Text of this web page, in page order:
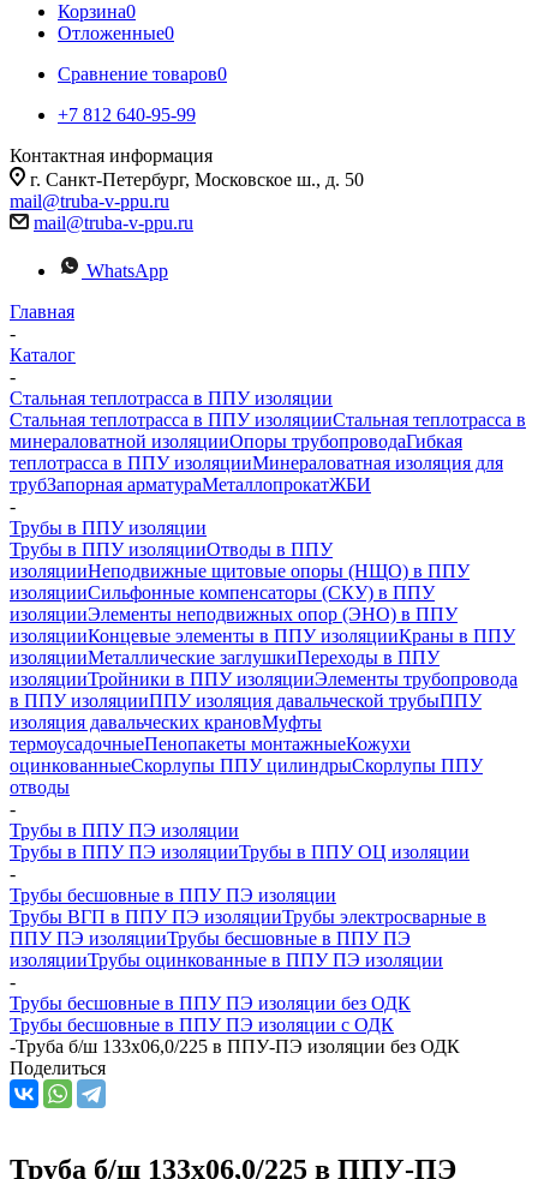
Корзина0
Отложенные0
Сравнение товаров0
+7 812 640-95-99
Контактная информация
г. Санкт-Петербург, Московское ш., д. 50
mail@truba-v-ppu.ru
mail@truba-v-ppu.ru
WhatsApp
Главная
-
Каталог
-
Стальная теплотрасса в ППУ изоляции
Стальная теплотрасса в ППУ изоляцииСтальная теплотрасса в
минераловатной изоляцииОпоры трубопроводаГибкая
теплотрасса в ППУ изоляцииМинераловатная изоляция для
трубЗапорная арматураМеталлопрокатЖБИ
-
Трубы в ППУ изоляции
Трубы в ППУ изоляцииОтводы в ППУ
изоляцииНеподвижные щитовые опоры (НЩО) в ППУ
изоляцииCильфонные компенсаторы (СКУ) в ППУ
изоляцииЭлементы неподвижных опор (ЭНО) в ППУ
изоляцииКонцевые элементы в ППУ изоляцииКраны в ППУ
изоляцииМеталлические заглушкиПереходы в ППУ
изоляцииТройники в ППУ изоляцииЭлементы трубопровода
в ППУ изоляцииППУ изоляция давальческой трубыППУ
изоляция давальческих крановМуфты
термоусадочныеПенопакеты монтажныеКожухи
оцинкованныеСкорлупы ППУ цилиндрыСкорлупы ППУ
отводы
-
Трубы в ППУ ПЭ изоляции
Трубы в ППУ ПЭ изоляцииТрубы в ППУ ОЦ изоляции
-
Трубы бесшовные в ППУ ПЭ изоляции
Трубы ВГП в ППУ ПЭ изоляцииТрубы электросварные в
ППУ ПЭ изоляцииТрубы бесшовные в ППУ ПЭ
изоляцииТрубы оцинкованные в ППУ ПЭ изоляции
-
Трубы бесшовные в ППУ ПЭ изоляции без ОДК
Трубы бесшовные в ППУ ПЭ изоляции с ОДК
-Труба б/ш 133х06,0/225 в ППУ-ПЭ изоляции без ОДК
Поделиться
Труба б/ш 133х06,0/225 в ППУ-ПЭ